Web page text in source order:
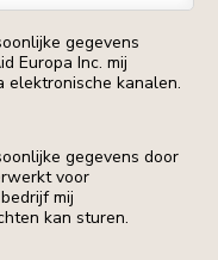
gegevens
Europa Inc. mij
elektronische kanalen.
gegevens door
voor
mij
kan sturen.